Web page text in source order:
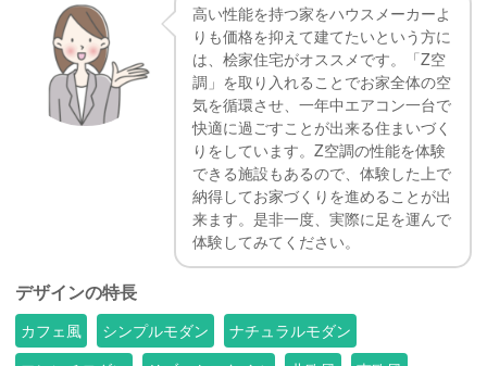
高い性能を持つ家をハウスメーカーよ
りも価格を抑えて建てたいという方に
は、桧家住宅がオススメです。「Z空
調」を取り入れることでお家全体の空
気を循環させ、一年中エアコン一台で
快適に過ごすことが出来る住まいづく
りをしています。Z空調の性能を体験
できる施設もあるので、体験した上で
納得してお家づくりを進めることが出
来ます。是非一度、実際に足を運んで
体験してみてください。
デザインの特長
カフェ風 シンプルモダン
ナチュラルモダン